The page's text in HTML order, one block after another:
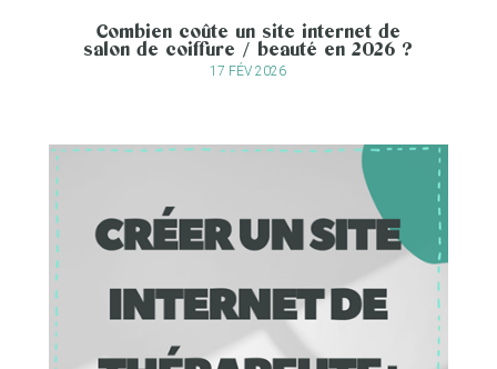
Combien coûte un site internet de
salon de coiffure / beauté en 2026 ?
17 FÉV 2026